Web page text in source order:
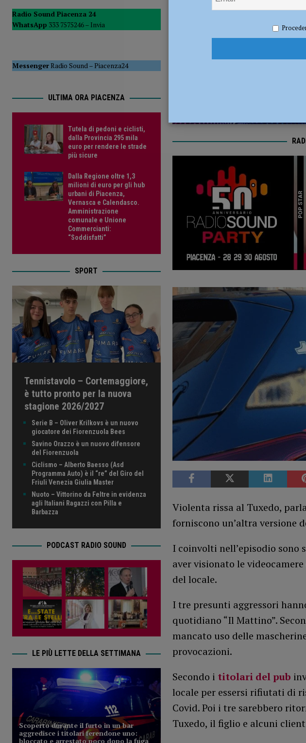
del Consiglio POLITICA
[ 5 Agosto 2026 ] Tutela di pedoni e ciclisti, dalla Provincia 295 mila euro per rendere le
Redazione MC
Violenta rissa al Tuxedo,
forniscono un’altra versione
I coinvolti nell’episodio
aver visionato le
del locale.
I tre presunti aggressori
quotidiano “Il Mattino”.
mancato uso delle
provocazioni.
Secondo i titolari del pub
locale per essersi rifiutati di
Covid. Poi i tre sarebbero
Tuxedo, il figlio e alcuni
Radio Sound Piacenza 24
WhatsApp 333 7575246 – Invia
MessengerRadio Sound–Piacenza24
ULTIMA ORA PIACENZA
Tutela di pedoni e ciclisti,
dalla Provincia 295 mila
euro per rendere le strade
più sicure
Dalla Regione oltre 1,3
milioni di euro per gli hub
urbani di Piacenza,
Vernasca e Calendasco.
Amministrazione
comunale e Unione
Commercianti:
“Soddisfatti”
SPORT
Tennistavolo – Cortemaggiore,
è tutto pronto per la nuova
stagione 2026/2027
Serie B – Oliver Krilkovs è un nuovo
giocatore dei Fiorenzuola Bees
Savino Orazzo è un nuovo difensore
del Fiorenzuola
Ciclismo – Alberto Baesso (Asd
Programma Auto) è il “re” del Giro del
Friuli Venezia Giulia Master
Nuoto – Vittorino da Feltre in evidenza
agli Italiani Ragazzi con Pilla e
Barbazza
PODCAST RADIO SOUND
LE PIÙ LETTE DELLA SETTIMANA